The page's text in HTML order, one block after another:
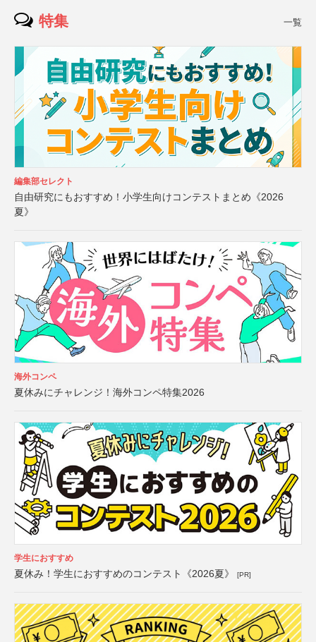
特集 一覧
編集部セレクト
自由研究にもおすすめ！小学生向けコンテストまとめ《2026
夏》
海外コンペ
夏休みにチャレンジ！海外コンペ特集2026
学生におすすめ
夏休み！学生におすすめのコンテスト《2026夏》 [PR]